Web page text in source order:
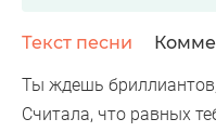
Текст песни
Ты ждешь
Считала, что равных